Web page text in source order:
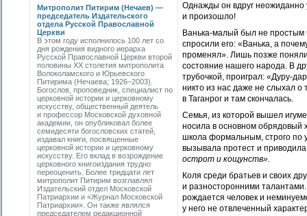
Митрополит Питирим (Нечаев) —
председатель Издательского
отдела Русской Православной
Церкви
В этом году исполнилось 100 лет со
дня рождения видного иерарха
Русской Православной Церкви второй
половины XX столетия митрополита
Волоколамского и Юрьевского
Питирима (Нечаева; 1926–2003).
Богослов, проповедник, специалист по
церковной истории и церковному
искусству, общественный деятель
и профессор Московской духовной
академии, он опубликовал более
семидесяти богословских статей,
издавал книги, посвященные
церковной истории и церковному
искусству. Его вклад в возрождение
церковного книгоиздания трудно
переоценить. Более тридцати лет
митрополит Питирим возглавлял
Издательский отдел Московской
Патриархии и «Журнал Московской
Патриархии». Он также являлся
председателем редакционной
Однажды он вдруг неожиданно
и произошло!
Ванька-малый был не простым
спросили его: «Ванька, а
променял». Лишь позже
состояние нашего народа. В
трубочкой, проиграл: «Дуру-
никто из нас даже не слыхал о
в Таганрог и там скончалась.
Семья, из которой вышел
носила в основном обрядовый
школа формальным, строго по
вызывала протест и
острот и кощунств».
Коля среди братьев и своих
и разносторонними
рождается человек и
у него не отвлеченный